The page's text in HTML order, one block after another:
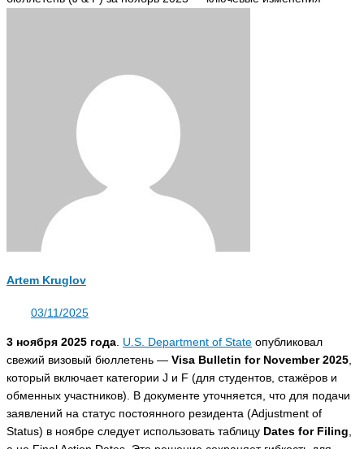
Artem Kruglov
03/11/2025
3 ноября 2025 года U.S. Department of State опубликовал
свежий визовый бюллетень — Visa Bulletin for November 2025
который включает категории J и F (для студентов, стажёров и
обменных участников). В документе уточняется, что для подачи
заявлений на статус постоянного резидента (Adjustment of
Status) в ноябре следует использовать таблицу Dates for Filing